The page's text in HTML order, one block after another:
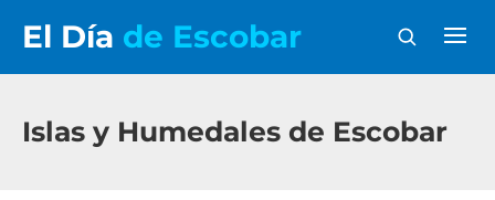
El Día de Escobar
Islas y Humedales de Escobar